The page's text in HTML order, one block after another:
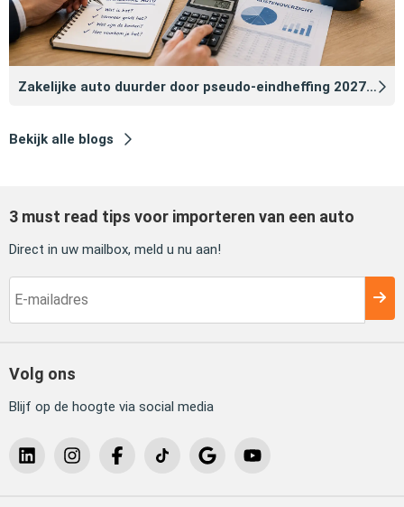
Zakelijke auto duurder door pseudo‑eindheffing 2027: zo voorkomt u dat
Bekijk alle blogs
3 must read tips voor importeren van een auto
Direct in uw mailbox, meld u nu aan!
Volg ons
Blijf op de hoogte via social media